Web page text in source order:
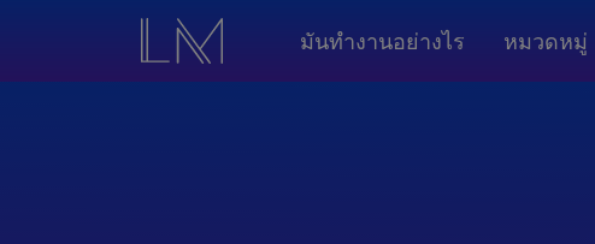
มันทำงานอย่างไร หมวดหมู่